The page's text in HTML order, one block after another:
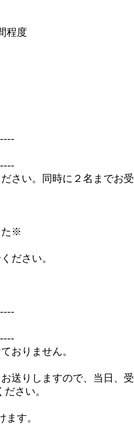
度
さい。同時に２名までお受
た※
ださい。
おりません。
送りしますので、当日、受
さい。
す。